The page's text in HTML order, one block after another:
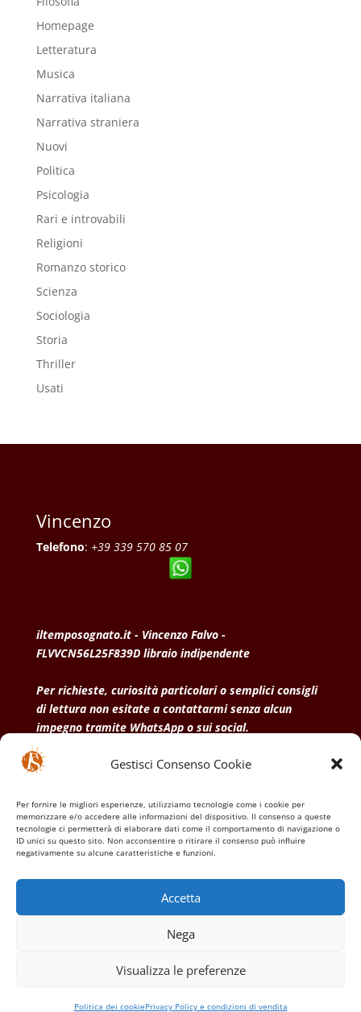
Gestisci Consenso Cookie
Per fornire le migliori esperienze, utilizziamo tecnologie come i cookie per
memorizzare e/o accedere alle informazioni del dispositivo. Il consenso a queste
tecnologie ci permetterà di elaborare dati come il comportamento di navigazione o
ID unici su questo sito. Non acconsentire o ritirare il consenso può influire
negativamente su alcune caratteristiche e funzioni.
Accetta
Nega
Visualizza le preferenze
Politica dei cookiePrivacy Policy e condizioni di vendita
Homepage
Letteratura
Musica
Narrativa italiana
Narrativa straniera
Nuovi
Politica
Psicologia
Rari e introvabili
Religioni
Romanzo storico
Scienza
Sociologia
Storia
Thriller
Usati
Vincenzo
Telefono: +39 339 570 85 07
iltemposognato.it - Vincenzo Falvo -
FLVVCN56L25F839D libraio indipendente
Per richieste, curiosità particolari o semplici consigli
di lettura non esitate a contattarmi senza alcun
impegno tramite WhatsApp o sui social.
• Condizioni generali di vendita